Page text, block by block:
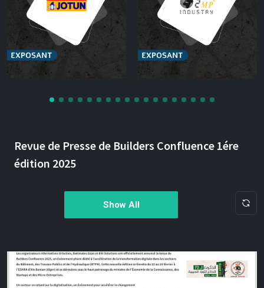
Revue de Presse de Builders Confluence 1ére
édition 2025
Show All